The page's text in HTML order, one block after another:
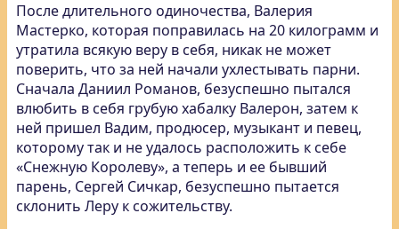
После длительного одиночества, Валерия
Мастерко, которая поправилась на 20 килограмм и
утратила всякую веру в себя, никак не может
поверить, что за ней начали ухлестывать парни.
Сначала Даниил Романов, безуспешно пытался
влюбить в себя грубую хабалку Валерон, затем к
ней пришел Вадим, продюсер, музыкант и певец,
которому так и не удалось расположить к себе
«Снежную Королеву», а теперь и ее бывший
парень, Сергей Сичкар, безуспешно пытается
склонить Леру к сожительству.